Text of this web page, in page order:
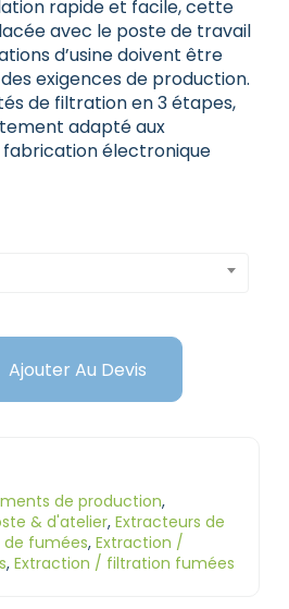
rapide et facile, cette
avec le poste de travail
d’usine doivent être
exigences de production.
de filtration en 3 étapes,
adapté aux
électronique
Ajouter Au Devis
de production,
& d'atelier, Extracteurs de
de fumées, Extraction /
, Extraction / filtration fumées